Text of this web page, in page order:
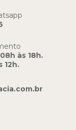
às 18h.
12h.